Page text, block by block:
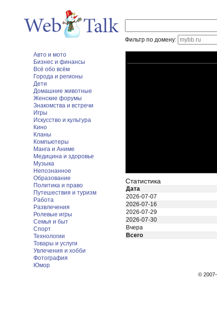
Фильтр по домену:
Авто и мото
Бизнес и финансы
Всё обо всём
Города и регионы
Дети
Домашние животные
Женские форумы
Знакомства и встречи
Игры
Искусство и культура
Кино
Кланы
Компьютеры
Манга и Аниме
Медицина и здоровье
Музыка
Непознанное
Образование
Политика и право
Путешествия и туризм
Работа
Развлечения
Ролевые игры
Семья и быт
Спорт
Технологии
Товары и услуги
Увлечения и хобби
Фотография
Юмор
Статистика
Дата
2026-07-07
2026-07-16
2026-07-29
2026-07-30
Вчера
Всего
©